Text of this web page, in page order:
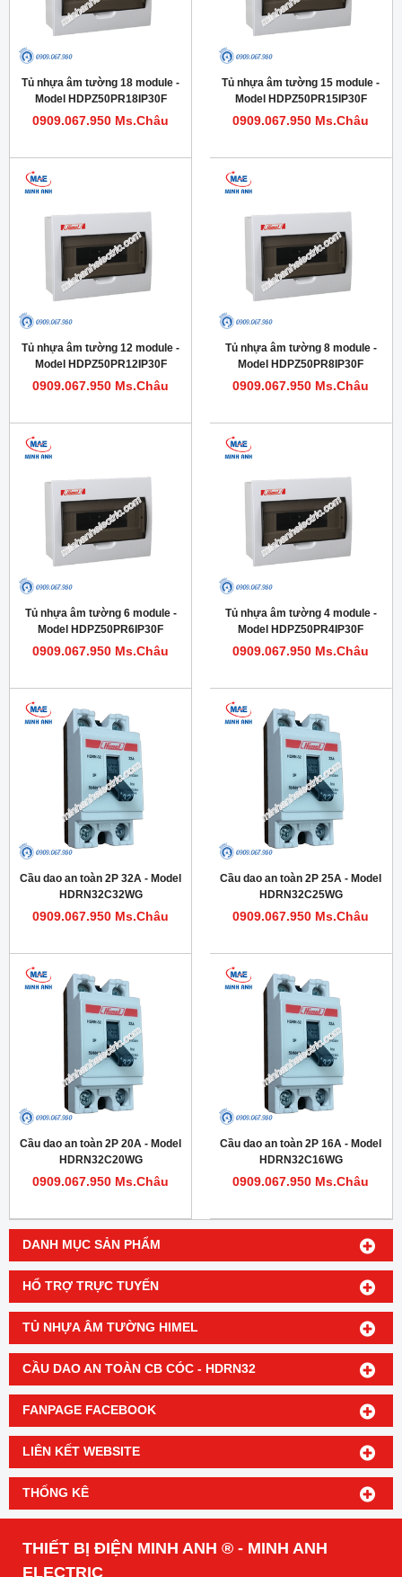
DANH MỤC SẢN PHẨM
HỔ TRỢ TRỰC TUYẾN
TỦ NHỰA ÂM TƯỜNG HIMEL
CẦU DAO AN TOÀN CB CÓC - HDRN32
FANPAGE FACEBOOK
LIÊN KẾT WEBSITE
THỐNG KÊ
Tủ nhựa âm tường 18 module -
Model HDPZ50PR18IP30F
0909.067.950 Ms.Châu
Tủ nhựa âm tường 15 module -
Model HDPZ50PR15IP30F
0909.067.950 Ms.Châu
Tủ nhựa âm tường 12 module -
Model HDPZ50PR12IP30F
0909.067.950 Ms.Châu
Tủ nhựa âm tường 8 module -
Model HDPZ50PR8IP30F
0909.067.950 Ms.Châu
Tủ nhựa âm tường 6 module -
Model HDPZ50PR6IP30F
0909.067.950 Ms.Châu
Tủ nhựa âm tường 4 module -
Model HDPZ50PR4IP30F
0909.067.950 Ms.Châu
Cầu dao an toàn 2P 32A - Model
HDRN32C32WG
0909.067.950 Ms.Châu
Cầu dao an toàn 2P 25A - Model
HDRN32C25WG
0909.067.950 Ms.Châu
Cầu dao an toàn 2P 20A - Model
HDRN32C20WG
0909.067.950 Ms.Châu
Cầu dao an toàn 2P 16A - Model
HDRN32C16WG
0909.067.950 Ms.Châu
THIẾT BỊ ĐIỆN MINH ANH ® - MINH ANH
ELECTRIC